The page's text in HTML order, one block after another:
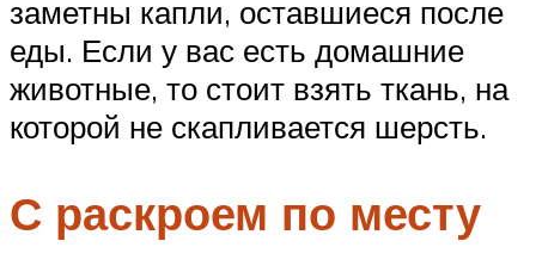
заметны капли, оставшиеся после
еды. Если у вас есть домашние
животные, то стоит взять ткань, на
которой не скапливается шерсть.
С раскроем по месту